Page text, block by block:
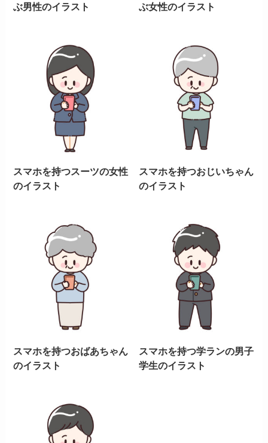
ぶ男性のイラスト
ぶ女性のイラスト
スマホを持つスーツの女性
のイラスト
スマホを持つおじいちゃん
のイラスト
スマホを持つおばあちゃん
のイラスト
スマホを持つ学ランの男子
学生のイラスト